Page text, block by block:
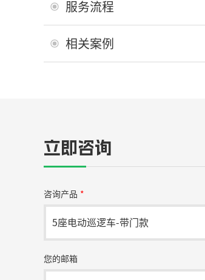
服务流程
相关案例
立即咨询
咨询产品 *
您的邮箱